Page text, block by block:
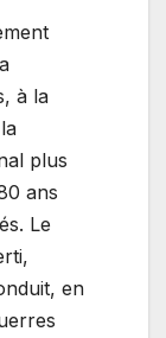
à la
plus
ans
Le
en